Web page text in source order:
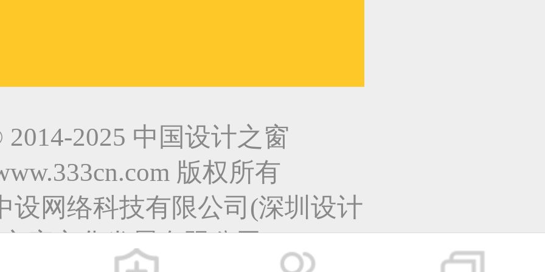
2025 中国设计之窗
版权所有
设网络科技有限公司(深圳设计
之窗文化发展有限公司)